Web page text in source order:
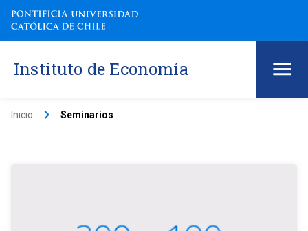
Instituto de Economía
Inicio keyboard_arrow_right Seminarios